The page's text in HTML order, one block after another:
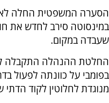
הסערה המשפטית החלה
במינסוטה סירב לחדש את
שעבדה במקום.
החלטת ההנהלה התקבלה
בפומבי על כוונתה לפעול
מנוגדת לחלוטין לקוד